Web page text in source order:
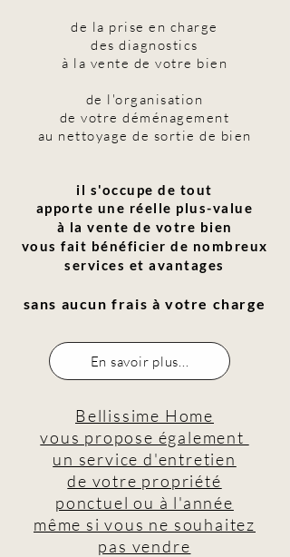
de la prise en charge
des diagnostics
à la vente de votre bien
de l'organisation
de votre déménagement
au nettoyage de sortie de bien
il s'occupe de tout
apporte une réelle plus-value
à la vente de votre bien
vous fait bénéficier de nombreux
services et avantages
sans aucun frais à votre charge
Bellissime Home
vous propose également
un service d'entretien
de votre propriété
ponctuel ou à l'année
même si vous ne souhaitez
pas vendre
En savoir plus...